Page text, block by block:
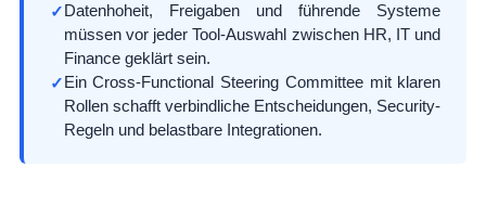
Datenhoheit, Freigaben und führende Systeme
müssen vor jeder Tool-Auswahl zwischen HR, IT und
Finance geklärt sein.
Ein Cross-Functional Steering Committee mit klaren
Rollen schafft verbindliche Entscheidungen, Security-
Regeln und belastbare Integrationen.